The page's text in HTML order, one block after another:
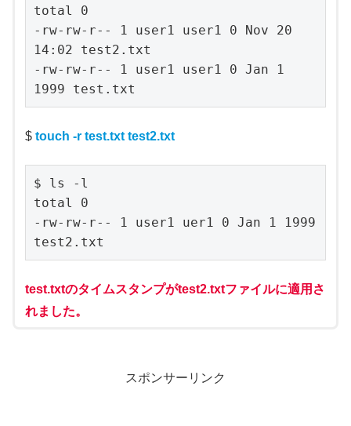
total 0
-rw-rw-r-- 1 user1 user1 0 Nov 20
14:02 test2.txt
-rw-rw-r-- 1 user1 user1 0 Jan 1
1999 test.txt
$ touch -r test.txt test2.txt
$ ls -l
total 0
-rw-rw-r-- 1 user1 uer1 0 Jan 1 1999
test2.txt
test.txtのタイムスタンプがtest2.txtファイルに適用さ
れました。
スポンサーリンク